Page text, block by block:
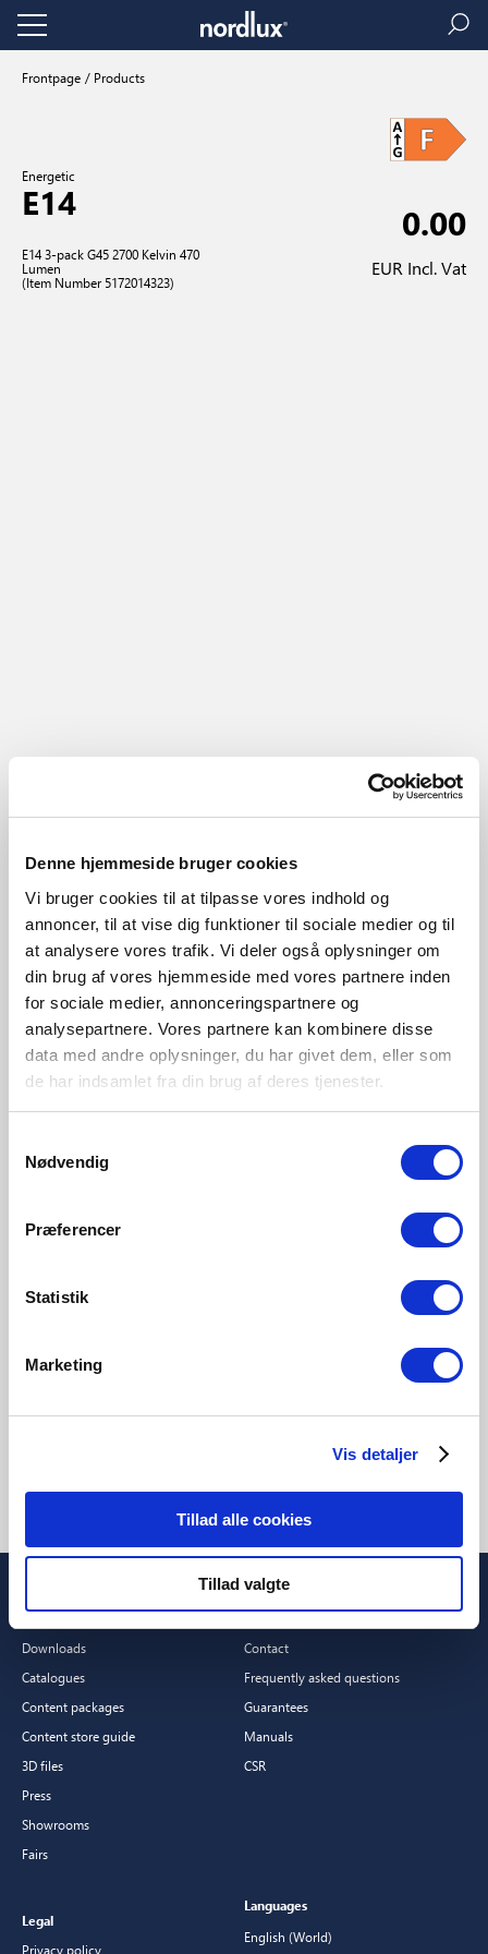
Denne hjemmeside bruger cookies
Vi bruger cookies til at tilpasse vores indhold og
annoncer, til at vise dig funktioner til sociale medier og til
at analysere vores trafik. Vi deler også oplysninger om
din brug af vores hjemmeside med vores partnere inden
for sociale medier, annonceringspartnere og
analysepartnere. Vores partnere kan kombinere disse
data med andre oplysninger, du har givet dem, eller som
de har indsamlet fra din brug af deres tjenester.
Nødvendig
Præferencer
Statistik
Marketing
Vis detaljer
Tillad alle cookies
Tillad valgte
Frontpage Products
Energetic
E14
E14 3-pack G45 2700 Kelvin 470
Lumen
(Item Number 5172014323)
0.00
EUR Incl. Vat
Overall Product Info Specifications
Warm, white light (2700 Kelvin)
Dimmable?
Color Temperature (Kelvin)
470.0
Material
Downloads
Catalogues
Content packages
Content store guide
3D files
Press
Showrooms
Fairs
Contact
Frequently asked questions
Guarantees
Manuals
CSR
Legal
Privacy policy
Languages
English (World)